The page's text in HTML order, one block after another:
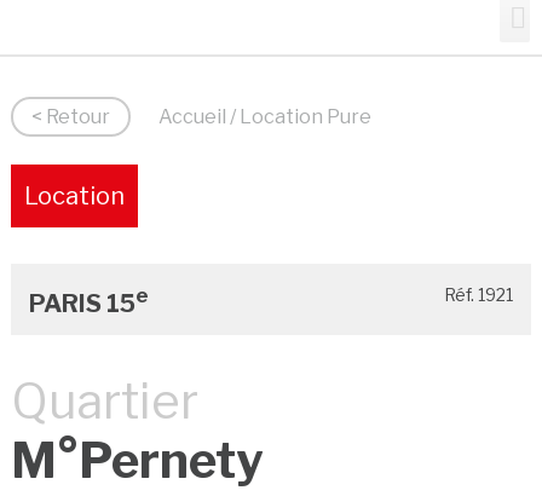
< Retour Accueil / Location Pure
Location
PARIS 15e Réf. 1921
Quartier
M°Pernety